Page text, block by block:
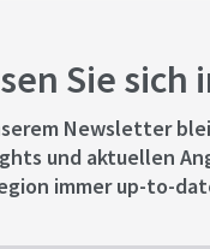
Sie
Newsletter
und aktuellen
immer up-to-